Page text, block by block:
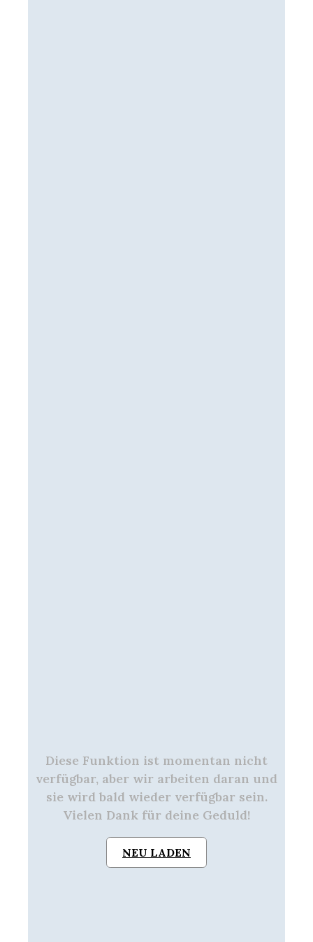
Diese Funktion ist momentan nicht
verfügbar, aber wir arbeiten daran und
sie wird bald wieder verfügbar sein.
Vielen Dank für deine Geduld!
NEU LADEN